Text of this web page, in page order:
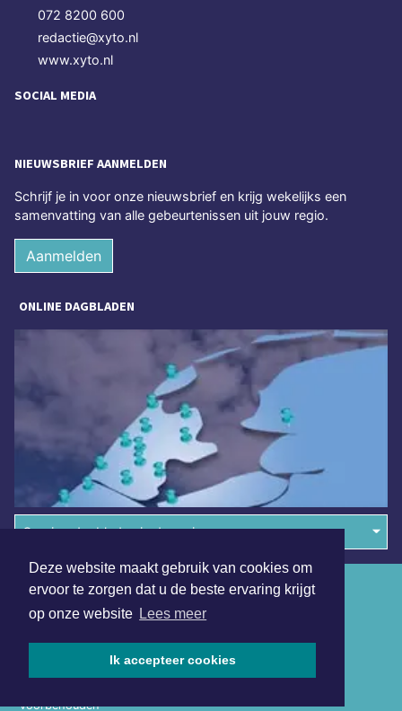
Deze website maakt gebruik van cookies om
ervoor te zorgen dat u de beste ervaring krijgt
op onze website Lees meer
Ik accepteer cookies
072 8200 600
redactie@xyto.nl
www.xyto.nl
SOCIAL MEDIA
NIEUWSBRIEF AANMELDEN
Schrijf je in voor onze nieuwsbrief en krijg wekelijks een
samenvatting van alle gebeurtenissen uit jouw regio.
Aanmelden
ONLINE DAGBLADEN
Overige dagbladen in de regio
voorbehouden
Algemene voorwaarden
Disclaimer